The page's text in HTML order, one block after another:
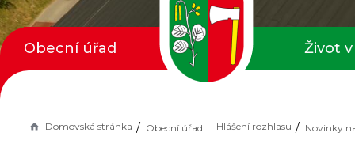
Domovská stránka Obecní úřad Hlášení rozhlasu Novinky
Obecní úřad Život